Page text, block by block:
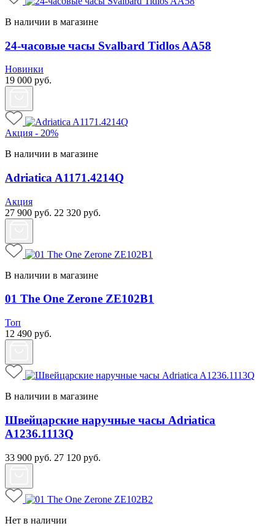
В наличии в магазине
24-часовые часы Svalbard Tidlos AA58
Новинки
19 000 руб.
Акция - 20%
В наличии в магазине
Adriatica A1171.4214Q
Акция
27 900 руб. 22 320 руб.
В наличии в магазине
01 The One Zerone ZE102B1
Топ
12 490 руб.
В наличии в магазине
Швейцарские наручные часы Adriatica
A1236.1113Q
33 900 руб. 27 120 руб.
Нет в наличии